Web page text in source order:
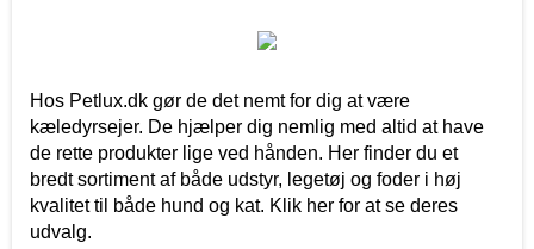
Hos Petlux.dk gør de det nemt for dig at være
kæledyrsejer. De hjælper dig nemlig med altid at have
de rette produkter lige ved hånden. Her finder du et
bredt sortiment af både udstyr, legetøj og foder i høj
kvalitet til både hund og kat. Klik her for at se deres
udvalg.